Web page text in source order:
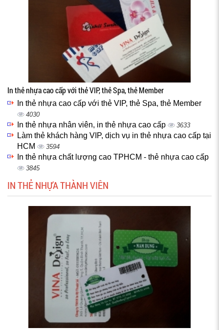
In thẻ nhựa cao cấp với thẻ VIP, thẻ Spa, thẻ Member
In thẻ nhựa cao cấp với thẻ VIP, thẻ Spa, thẻ Member
4030
In thẻ nhựa nhân viên, in thẻ nhựa cao cấp 3633
Làm thẻ khách hàng VIP, dịch vụ in thẻ nhựa cao cấp tại
HCM
3594
In thẻ nhựa chất lượng cao TPHCM - thẻ nhựa cao cấp
3845
IN THẺ NHỰA THÀNH VIÊN